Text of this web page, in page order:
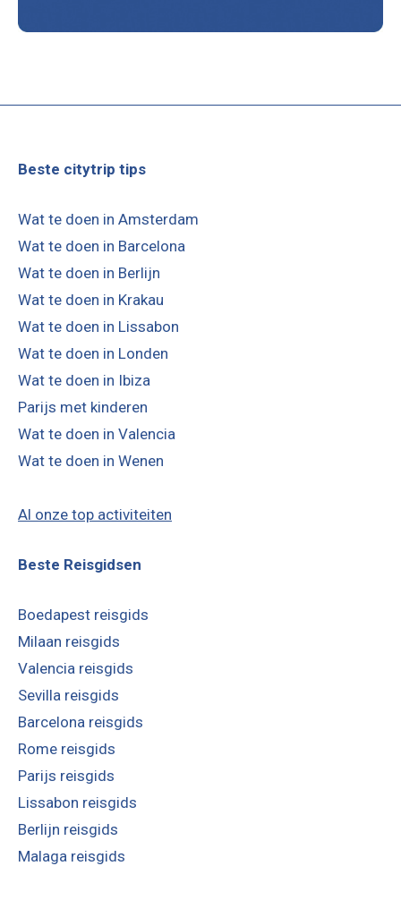
Beste citytrip tips
Wat te doen in Amsterdam
Wat te doen in Barcelona
Wat te doen in Berlijn
Wat te doen in Krakau
Wat te doen in Lissabon
Wat te doen in Londen
Wat te doen in Ibiza
Parijs met kinderen
Wat te doen in Valencia
Wat te doen in Wenen
Al onze top activiteiten
Beste Reisgidsen
Boedapest reisgids
Milaan reisgids
Valencia reisgids
Sevilla reisgids
Barcelona reisgids
Rome reisgids
Parijs reisgids
Lissabon reisgids
Berlijn reisgids
Malaga reisgids